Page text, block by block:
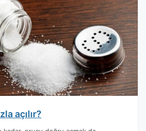
açılır?